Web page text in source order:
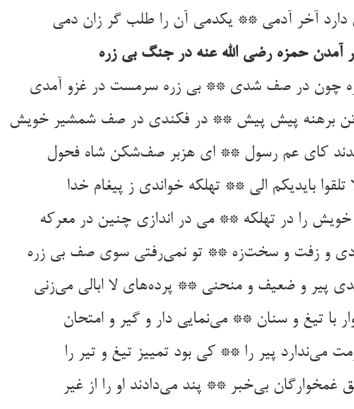
دارد آخر آدمی ** یکدمی آن را طلب گر زان دمی
آمدن حمزه رضی الله عنه در جنگ بی زره
چون در صف شدی ** بی زره سرمست در غزو آمدی
تن برهنه پیش پیش ** در فکندی در صف شمشیر خویش
کای عم رسول ** ای هزبر صف‌شکن شاه فحول
تلقوا بایدیکم الی ** تهلکه خواندی ز پیغام خدا
را در تهلکه ** می در اندازی چنین در معرکه
و زفت و سخت‌زه ** تو نمی‌رفتی سوی صف بی زره
پیر و ضعیف و منحنی ** پرده‌های لا ابالی می‌زنی
با تیغ و سنان ** می‌نمایی دار و گیر و امتحان
می‌ندارد پیر را ** کی بود تمییز تیغ و تیر را
غمخوارگان بی‌خبر ** پند می‌دادند او را از غیر